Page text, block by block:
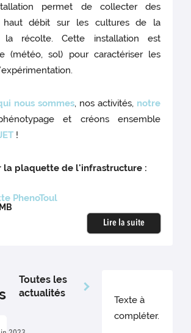
permet de collecter des
haut débit sur les cultures de la
récolte. Cette installation est
(météo, sol) pour caractériser les
nous sommes, nos activités, notre
et créons ensemble
!
la plaquette de l'infrastructure :
PhenoToul
Lire la suite
Toutes les
actualités
Texte à
compléter.